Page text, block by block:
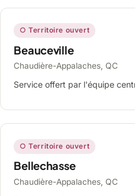
○ Territoire ouvert
Beauceville
Chaudière-Appalaches, QC
Service offert par l'équipe
○ Territoire ouvert
Bellechasse
Chaudière-Appalaches, QC